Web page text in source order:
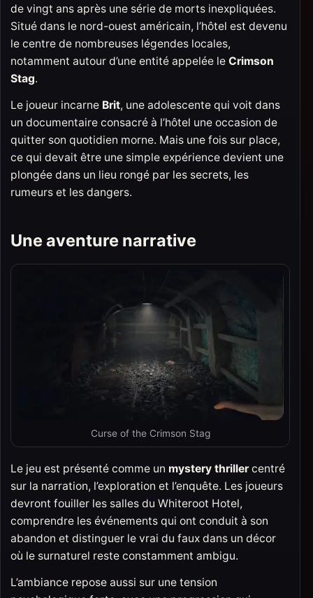
de vingt ans après une série de morts inexpliquées.
Situé dans le nord-ouest américain, l’hôtel est devenu
le centre de nombreuses légendes locales,
notamment autour d’une entité appelée le Crimson
Stag.
Le joueur incarne Brit, une adolescente qui voit dans
un documentaire consacré à l’hôtel une occasion de
quitter son quotidien morne. Mais une fois sur place,
ce qui devait être une simple expérience devient une
plongée dans un lieu rongé par les secrets, les
rumeurs et les dangers.
Une aventure narrative
Curse of the Crimson Stag
Le jeu est présenté comme un mystery thrillercentré
sur la narration, l’exploration et l’enquête. Les joueurs
devront fouiller les salles du Whiteroot Hotel,
comprendre les événements qui ont conduit à son
abandon et distinguer le vrai du faux dans un décor
où le surnaturel reste constamment ambigu.
L’ambiance repose aussi sur une tension